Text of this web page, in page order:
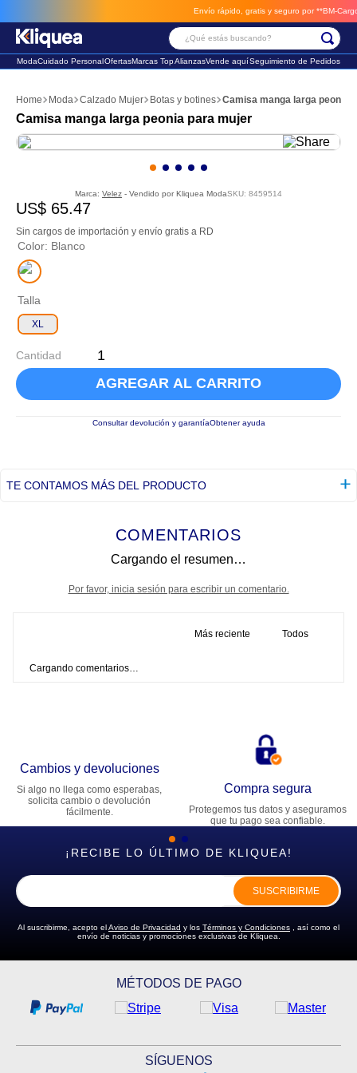
Envío rápido, gratis y seguro por **BM-Cargo**
¿Qué estás buscando?
ModaCuidado PersonalOfertasMarcas TopAlianzasVende aquíSeguimiento de Pedidos
Moda Calzado Mujer Botas y botines Camisa manga larga peonia
Camisa manga larga peonia para mujer
Marca: Velez - Vendido por Kliquea ModaSKU: 8459514
US$ 65.47
Sin cargos de importación y envío gratis a RD
Color: Blanco
Talla
XL
Cantidad
AGREGAR AL CARRITO
Consultar devolución y garantíaObtener ayuda
TE CONTAMOS MÁS DEL PRODUCTO
COMENTARIOS
Cargando el resumen…
Por favor, inicia sesión para escribir un comentario.
Más reciente Todos
Cargando comentarios…
Cambios y devoluciones
Si algo no llega como esperabas,
solicita cambio o devolución
fácilmente.
Compra segura
Protegemos tus datos y aseguramos
que tu pago sea confiable.
¡RECIBE LO ÚLTIMO DE KLIQUEA!
SUSCRIBIRME
Al suscribirme, acepto elAviso de Privacidad y los Términos y Condiciones , así como el
envío de noticias y promociones exclusivas de Kliquea.
MÉTODOS DE PAGO
SÍGUENOS
2. sandalia